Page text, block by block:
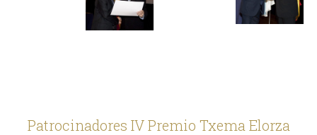
Patrocinadores IV Premio Txema Elorza